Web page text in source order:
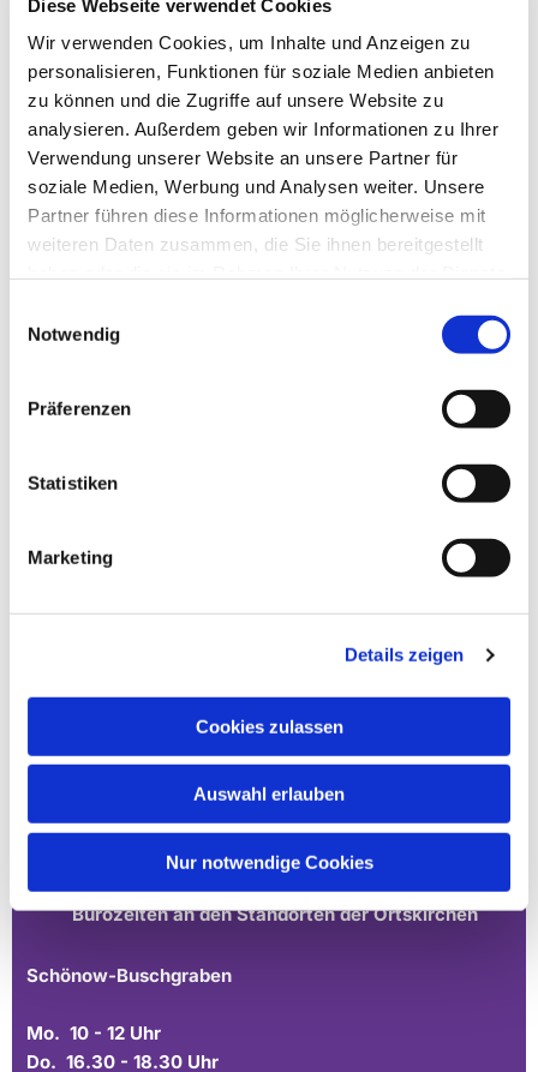
Diese Webseite verwendet Cookies
Wir verwenden Cookies, um Inhalte und Anzeigen zu
personalisieren, Funktionen für soziale Medien anbieten
zu können und die Zugriffe auf unsere Website zu
analysieren. Außerdem geben wir Informationen zu Ihrer
Verwendung unserer Website an unsere Partner für
soziale Medien, Werbung und Analysen weiter. Unsere
Partner führen diese Informationen möglicherweise mit
weiteren Daten zusammen, die Sie ihnen bereitgestellt
Notwendig
Präferenzen
Statistiken
Marketing
Details zeigen
Cookies zulassen
Auswahl erlauben
Nur notwendige Cookies
Dies könnte Sie auch
interessieren
Ev. Gesamtkirchengemeinde Zehlendorf-Süd
Heimat 27 - 14165 Berlin
kontakt@evkirchezehlendorfsued.de
Bürozeiten an den Standorten der Ortskirchen
Schönow-Buschgraben
Mo. 10 - 12 Uhr
Do. 16.30 - 18.30 Uhr